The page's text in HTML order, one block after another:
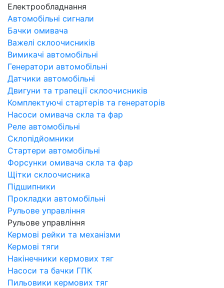
Електрообладнання
Автомобільні сигнали
Бачки омивача
Важелі склоочисників
Вимикачі автомобільні
Генератори автомобільні
Датчики автомобільні
Двигуни та трапеції склоочисників
Комплектуючі стартерів та генераторів
Насоси омивача скла та фар
Реле автомобільні
Склопідйомники
Стартери автомобільні
Форсунки омивача скла та фар
Щітки склоочисника
Підшипники
Прокладки автомобільні
Рульове управління
Рульове управління
Кермові рейки та механізми
Кермові тяги
Накінечники кермових тяг
Насоси та бачки ГПК
Пильовики кермових тяг